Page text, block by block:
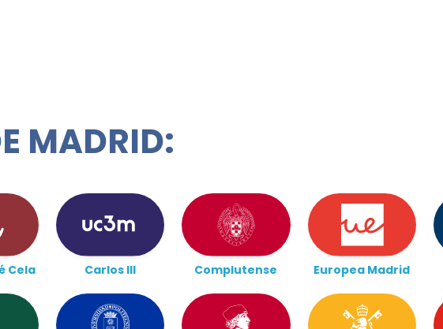
MADRID:
Cela Carlos III Complutense Europea Madrid